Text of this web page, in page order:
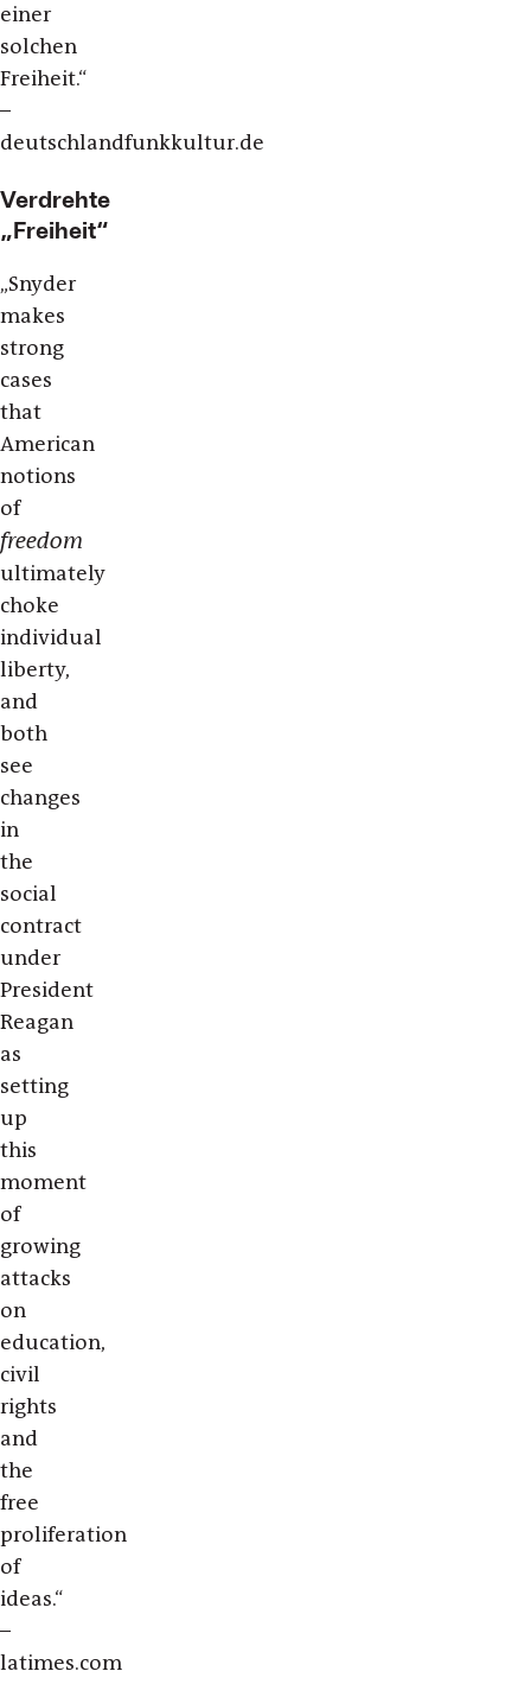
einer
solchen
Freiheit.“
–
deutschlandfunkkultur.de
Verdrehte
„Freiheit“
„Snyder
makes
strong
cases
that
American
notions
of
freedom
ultimately
choke
individual
liberty,
and
both
see
changes
in
the
social
contract
under
President
Reagan
as
setting
up
this
moment
of
growing
attacks
on
education,
civil
rights
and
the
free
proliferation
of
ideas.“
–
latimes.com